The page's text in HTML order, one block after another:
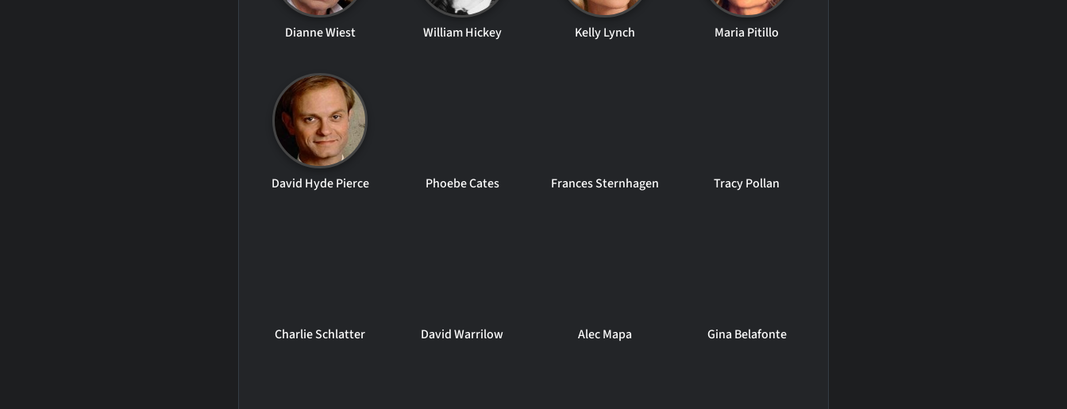
Dianne Wiest William Hickey Kelly Lynch Maria Pitillo
David Hyde Pierce Phoebe Cates Frances Sternhagen Tracy Pollan
Charlie Schlatter David Warrilow Alec Mapa Gina Belafonte